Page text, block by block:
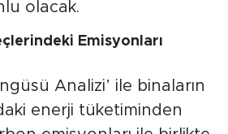
olacak.
Emisyonları
Analizi’ ile binaların
enerji tüketiminden